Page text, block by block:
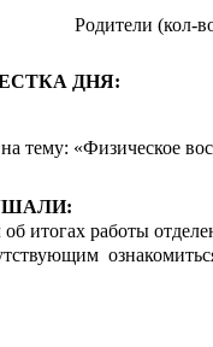
чел.) 33
ДНЯ:
«Физическое
итогах работы